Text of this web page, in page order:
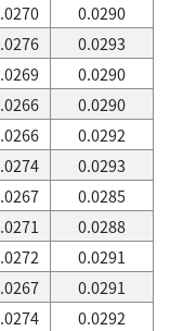
0.0290
0.0293
0.0290
0.0290
0.0292
0.0293
0.0285
0.0288
0.0291
0.0291
0.0292